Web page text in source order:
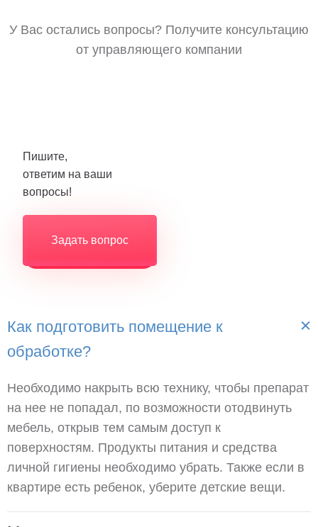
У Вас остались вопросы? Получите консультацию
от управляющего компании
Пишите,
ответим на ваши
вопросы!
Задать вопрос
Как подготовить помещение к
обработке?
Необходимо накрыть всю технику, чтобы препарат
на нее не попадал, по возможности отодвинуть
мебель, открыв тем самым доступ к
поверхностям. Продукты питания и средства
личной гигиены необходимо убрать. Также если в
квартире есть ребенок, уберите детские вещи.